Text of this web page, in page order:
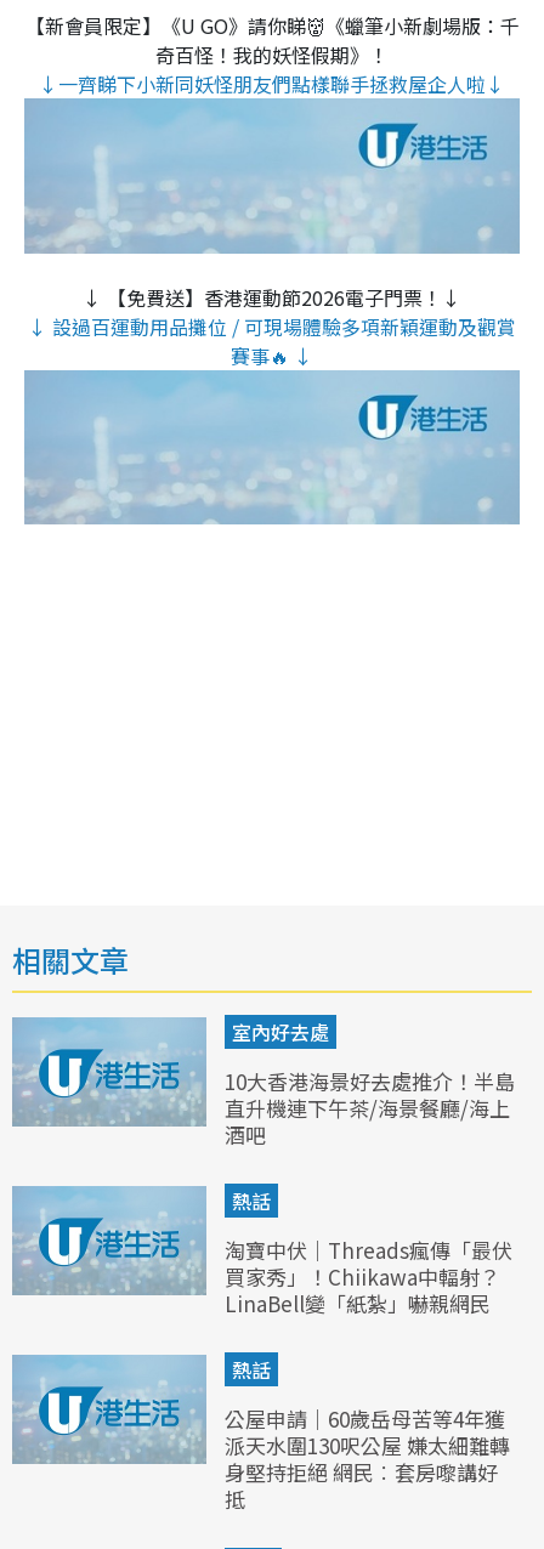
【新會員限定】《U GO》請你睇👹《蠟筆小新劇場版：千
奇百怪！我的妖怪假期》！
↓一齊睇下小新同妖怪朋友們點樣聯手拯救屋企人啦↓
↓ 【免費送】香港運動節2026電子門票！↓
↓ 設過百運動用品攤位 / 可現場體驗多項新穎運動及觀賞
賽事🔥 ↓
相關文章
室內好去處
10大香港海景好去處推介！半島
直升機連下午茶/海景餐廳/海上
酒吧
熱話
淘寶中伏｜Threads瘋傳「最伏
買家秀」！Chiikawa中輻射？
LinaBell變「紙紮」嚇親網民
熱話
公屋申請｜60歲岳母苦等4年獲
派天水圍130呎公屋 嫌太細難轉
身堅持拒絕 網民︰套房嚟講好
抵